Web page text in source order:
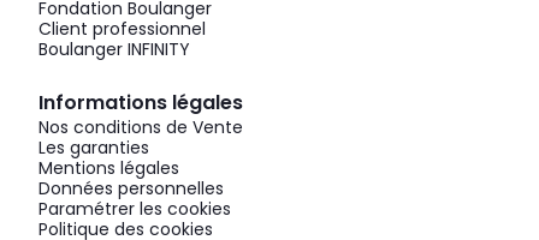
Fondation Boulanger
Client professionnel
Boulanger INFINITY
Informations légales
Nos conditions de Vente
Les garanties
Mentions légales
Données personnelles
Paramétrer les cookies
Politique des cookies